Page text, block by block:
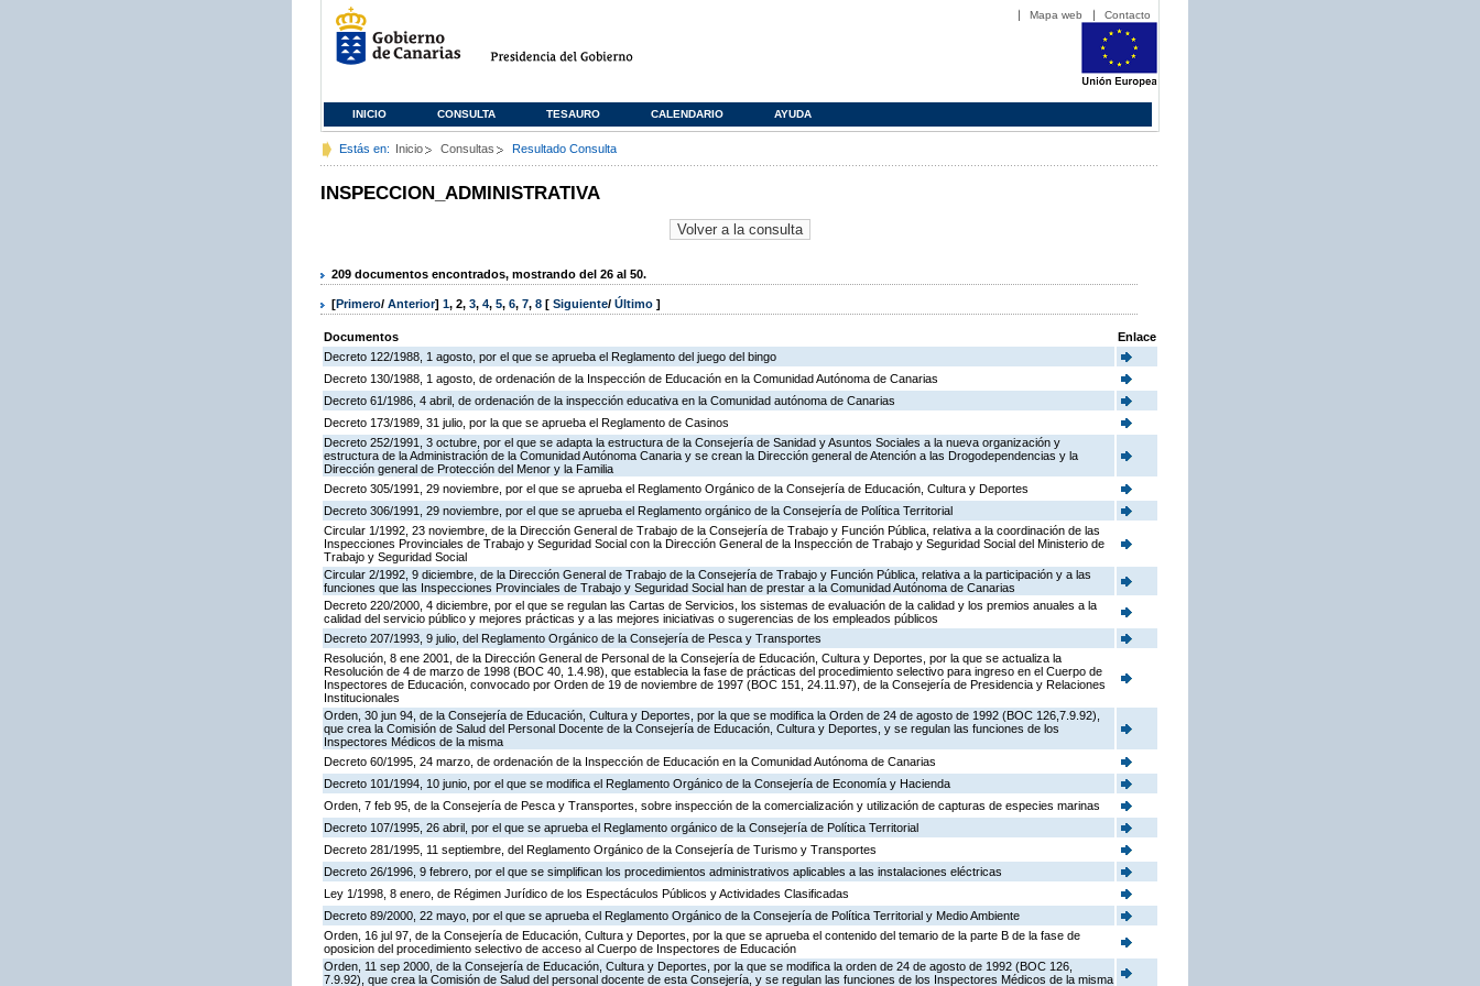
Mapa web Contacto
INICIO CONSULTA TESAURO CALENDARIO AYUDA
Estás en: Inicio Consultas Resultado Consulta
INSPECCION_ADMINISTRATIVA
209 documentos encontrados, mostrando del 26 al 50.
[Primero/ Anterior] 1, 2, 3, 4, 5, 6, 7, 8 [ Siguiente/ Último ]
Documentos
Enlace
Decreto 122/1988, 1 agosto, por el que se aprueba el Reglamento del juego del bingo
Decreto 130/1988, 1 agosto, de ordenación de la Inspección de Educación en la Comunidad Autónoma de Canarias
Decreto 61/1986, 4 abril, de ordenación de la inspección educativa en la Comunidad autónoma de Canarias
Decreto 173/1989, 31 julio, por la que se aprueba el Reglamento de Casinos
Decreto 252/1991, 3 octubre, por el que se adapta la estructura de la Consejería de Sanidad y Asuntos Sociales a la nueva organización y
estructura de la Administración de la Comunidad Autónoma Canaria y se crean la Dirección general de Atención a las Drogodependencias y la
Dirección general de Protección del Menor y la Familia
Decreto 305/1991, 29 noviembre, por el que se aprueba el Reglamento Orgánico de la Consejería de Educación, Cultura y Deportes
Decreto 306/1991, 29 noviembre, por el que se aprueba el Reglamento orgánico de la Consejería de Política Territorial
Circular 1/1992, 23 noviembre, de la Dirección General de Trabajo de la Consejería de Trabajo y Función Pública, relativa a la coordinación de las
Inspecciones Provinciales de Trabajo y Seguridad Social con la Dirección General de la Inspección de Trabajo y Seguridad Social del Ministerio de
Trabajo y Seguridad Social
Circular 2/1992, 9 diciembre, de la Dirección General de Trabajo de la Consejería de Trabajo y Función Pública, relativa a la participación y a las
funciones que las Inspecciones Provinciales de Trabajo y Seguridad Social han de prestar a la Comunidad Autónoma de Canarias
Decreto 220/2000, 4 diciembre, por el que se regulan las Cartas de Servicios, los sistemas de evaluación de la calidad y los premios anuales a la
calidad del servicio público y mejores prácticas y a las mejores iniciativas o sugerencias de los empleados públicos
Decreto 207/1993, 9 julio, del Reglamento Orgánico de la Consejería de Pesca y Transportes
Resolución, 8 ene 2001, de la Dirección General de Personal de la Consejería de Educación, Cultura y Deportes, por la que se actualiza la
Resolución de 4 de marzo de 1998 (BOC 40, 1.4.98), que establecia la fase de prácticas del procedimiento selectivo para ingreso en el Cuerpo de
Inspectores de Educación, convocado por Orden de 19 de noviembre de 1997 (BOC 151, 24.11.97), de la Consejería de Presidencia y Relaciones
Institucionales
Orden, 30 jun 94, de la Consejería de Educación, Cultura y Deportes, por la que se modifica la Orden de 24 de agosto de 1992 (BOC 126,7.9.92),
que crea la Comisión de Salud del Personal Docente de la Consejería de Educación, Cultura y Deportes, y se regulan las funciones de los
Inspectores Médicos de la misma
Decreto 60/1995, 24 marzo, de ordenación de la Inspección de Educación en la Comunidad Autónoma de Canarias
Decreto 101/1994, 10 junio, por el que se modifica el Reglamento Orgánico de la Consejería de Economía y Hacienda
Orden, 7 feb 95, de la Consejería de Pesca y Transportes, sobre inspección de la comercialización y utilización de capturas de especies marinas
Decreto 107/1995, 26 abril, por el que se aprueba el Reglamento orgánico de la Consejería de Política Territorial
Decreto 281/1995, 11 septiembre, del Reglamento Orgánico de la Consejería de Turismo y Transportes
Decreto 26/1996, 9 febrero, por el que se simplifican los procedimientos administrativos aplicables a las instalaciones eléctricas
Ley 1/1998, 8 enero, de Régimen Jurídico de los Espectáculos Públicos y Actividades Clasificadas
Decreto 89/2000, 22 mayo, por el que se aprueba el Reglamento Orgánico de la Consejería de Política Territorial y Medio Ambiente
Orden, 16 jul 97, de la Consejería de Educación, Cultura y Deportes, por la que se aprueba el contenido del temario de la parte B de la fase de
oposicion del procedimiento selectivo de acceso al Cuerpo de Inspectores de Educación
Orden, 11 sep 2000, de la Consejería de Educación, Cultura y Deportes, por la que se modifica la orden de 24 de agosto de 1992 (BOC 126,
7.9.92), que crea la Comisión de Salud del personal docente de esta Consejería, y se regulan las funciones de los Inspectores Médicos de la misma